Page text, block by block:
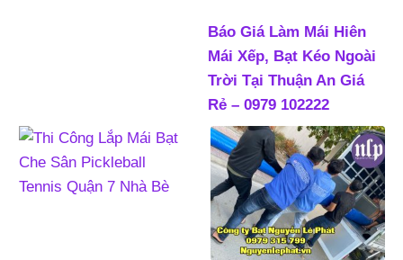
Báo Giá Làm Mái Hiên
Mái Xếp, Bạt Kéo Ngoài
Trời Tại Thuận An Giá
Rẻ – 0979 102222